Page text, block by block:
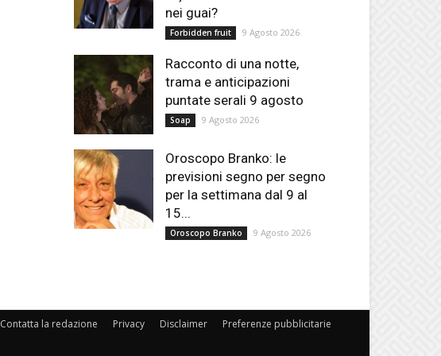
nei guai?
Forbidden fruit 9 Agosto 2026
Racconto di una notte,
trama e anticipazioni
puntate serali 9 agosto
Soap 9 Agosto 2026
Oroscopo Branko: le
previsioni segno per segno
per la settimana dal 9 al
15...
Oroscopo Branko 9 Agosto 2026
Contatta la redazione Privacy Disclaimer Preferenze pubblicitarie